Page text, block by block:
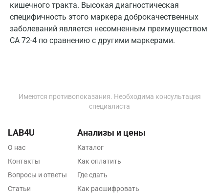
кишечного тракта. Высокая диагностическая
специфичность этого маркера доброкачественных
заболеваний является несомненным преимуществом
СА 72-4 по сравнению с другими маркерами.
Набережные Челны
Наро-Фоминск
Обнинск
Имеются противопоказания. Необходима консультация
специалиста
LAB4U
О нас
Контакты
Вопросы и ответы
Статьи
Анализы и цены
Каталог
Как оплатить
Где сдать
Как расшифровать